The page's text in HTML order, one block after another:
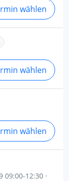
wählen
wählen
wählen
09:00-12:30 ·